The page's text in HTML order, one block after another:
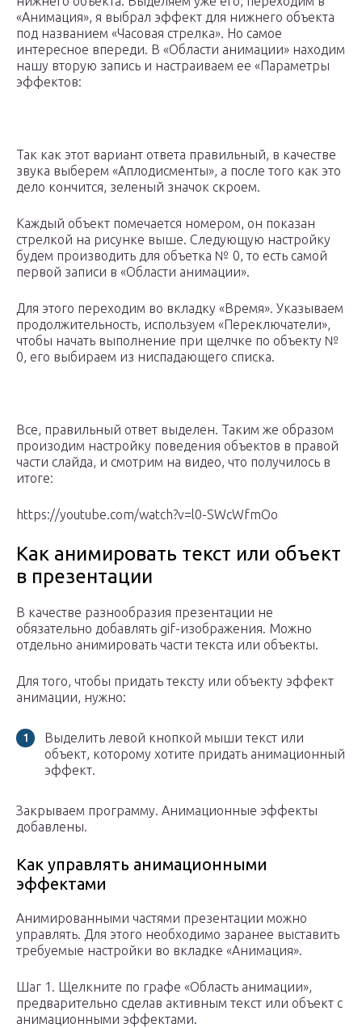
«Анимация», я выбрал эффект для нижнего объекта
под названием «Часовая стрелка». Но самое
интересное впереди. В «Области анимации» находим
нашу вторую запись и настраиваем ее «Параметры
эффектов:
Так как этот вариант ответа правильный, в качестве
звука выберем «Аплодисменты», а после того как это
дело кончится, зеленый значок скроем.
Каждый объект помечается номером, он показан
стрелкой на рисунке выше. Следующую настройку
будем производить для объетка № 0, то есть самой
первой записи в «Области анимации».
Для этого переходим во вкладку «Время». Указываем
продолжительность, используем «Переключатели»,
чтобы начать выполнение при щелчке по объекту №
0, его выбираем из ниспадающего списка.
Все, правильный ответ выделен. Таким же образом
произодим настройку поведения объектов в правой
части слайда, и смотрим на видео, что получилось в
итоге:
https://youtube.com/watch?v=l0-SWcWfmOo
Как анимировать текст или объект
в презентации
В качестве разнообразия презентации не
обязательно добавлять gif-изображения. Можно
отдельно анимировать части текста или объекты.
Для того, чтобы придать тексту или объекту эффект
анимации, нужно:
Выделить левой кнопкой мыши текст или
объект, которому хотите придать анимационный
эффект.
Закрываем программу. Анимационные эффекты
добавлены.
Как управлять анимационными
эффектами
Анимированными частями презентации можно
управлять. Для этого необходимо заранее выставить
требуемые настройки во вкладке «Анимация».
Шаг 1. Щелкните по графе «Область анимации»,
предварительно сделав активным текст или объект с
анимационными эффектами.